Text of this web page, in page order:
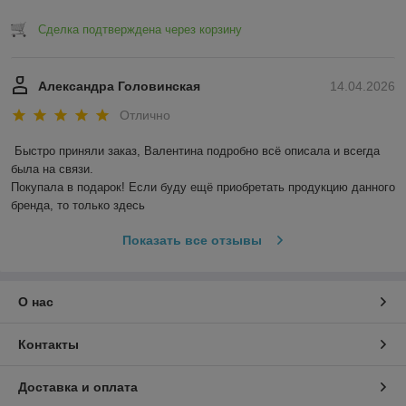
Сделка подтверждена через корзину
14.04.2026
Александра Головинская
Отлично
Быстро приняли заказ, Валентина подробно всё описала и всегда
была на связи.
Покупала в подарок! Если буду ещё приобретать продукцию данного
бренда, то только здесь
Показать все отзывы
О нас
Контакты
Доставка и оплата